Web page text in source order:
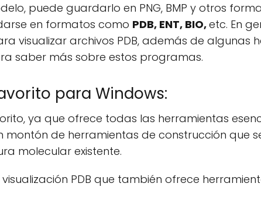
puede guardarlo en PNG, BMP y otros
en formatos como PDB, ENT, BIO,etc. En
visualizar archivos PDB, además de algunas
saber más sobre estos programas.
para Windows:
ya que ofrece todas las herramientas
montón de herramientas de construcción que
molecular existente.
PDB que también ofrece